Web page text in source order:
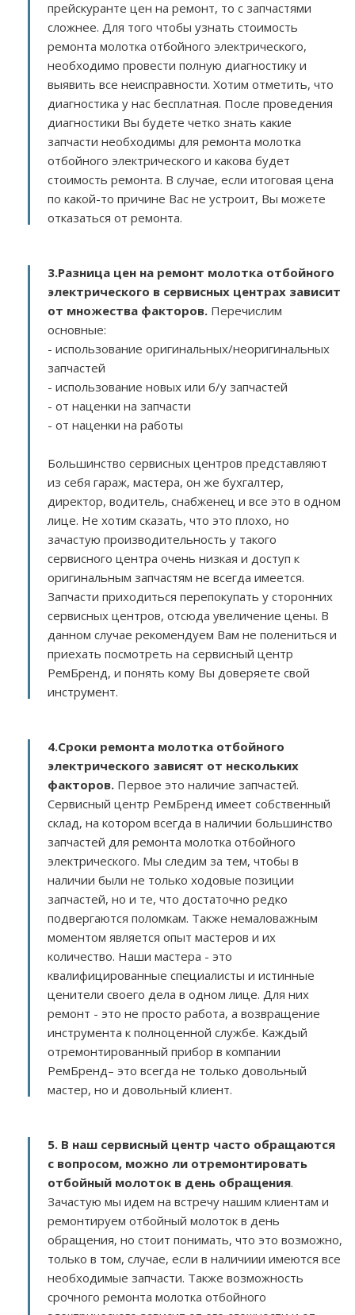
прейскуранте цен на ремонт, то с запчастями
сложнее. Для того чтобы узнать стоимость
ремонта молотка отбойного электрического,
необходимо провести полную диагностику и
выявить все неисправности. Хотим отметить, что
диагностика у нас бесплатная. После проведения
диагностики Вы будете четко знать какие
запчасти необходимы для ремонта молотка
отбойного электрического и какова будет
стоимость ремонта. В случае, если итоговая цена
по какой-то причине Вас не устроит, Вы можете
отказаться от ремонта.
3.Разница цен на ремонт молотка отбойного
электрического в сервисных центрах зависит
от множества факторов. Перечислим
основные:
- использование оригинальных/неоригинальных
запчастей
- использование новых или б/у запчастей
- от наценки на запчасти
- от наценки на работы
Большинство сервисных центров представляют
из себя гараж, мастера, он же бухгалтер,
директор, водитель, снабженец и все это в одном
лице. Не хотим сказать, что это плохо, но
зачастую производительность у такого
сервисного центра очень низкая и доступ к
оригинальным запчастям не всегда имеется.
Запчасти приходиться перепокупать у сторонних
сервисных центров, отсюда увеличение цены. В
данном случае рекомендуем Вам не полениться и
приехать посмотреть на сервисный центр
РемБренд, и понять кому Вы доверяете свой
инструмент.
4.Сроки ремонта молотка отбойного
электрического зависят от нескольких
факторов. Первое это наличие запчастей.
Сервисный центр РемБренд имеет собственный
склад, на котором всегда в наличии большинство
запчастей для ремонта молотка отбойного
электрического. Мы следим за тем, чтобы в
наличии были не только ходовые позиции
запчастей, но и те, что достаточно редко
подвергаются поломкам. Также немаловажным
моментом является опыт мастеров и их
количество. Наши мастера - это
квалифицированные специалисты и истинные
ценители своего дела в одном лице. Для них
ремонт - это не просто работа, а возвращение
инструмента к полноценной службе. Каждый
отремонтированный прибор в компании
РемБренд– это всегда не только довольный
мастер, но и довольный клиент.
5. В наш сервисный центр часто обращаются
с вопросом, можно ли отремонтировать
отбойный молоток в день обращения.
Зачастую мы идем на встречу нашим клиентам и
ремонтируем отбойный молоток в день
обращения, но стоит понимать, что это возможно,
только в том, случае, если в наличиии имеются все
необходимые запчасти. Также возможность
срочного ремонта молотка отбойного